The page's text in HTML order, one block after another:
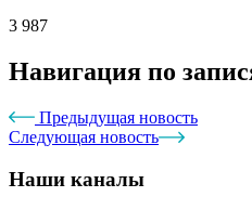
3 987
Навигация по
Предыдущая новость
Следующая новость
Наши каналы